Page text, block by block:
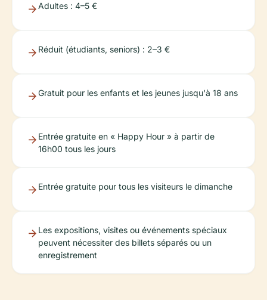
Adultes : 4–5 €
Réduit (étudiants, seniors) : 2–3 €
Gratuit pour les enfants et les jeunes jusqu'à 18 ans
Entrée gratuite en « Happy Hour » à partir de
16h00 tous les jours
Entrée gratuite pour tous les visiteurs le dimanche
Les expositions, visites ou événements spéciaux
peuvent nécessiter des billets séparés ou un
enregistrement